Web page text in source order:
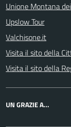
Unione Montana
Upslow Tour
Valchisone.it
Visita il sito della
Visita il sito della
UN GRAZIE A...